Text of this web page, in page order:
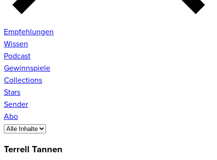
Empfehlungen
Wissen
Podcast
Gewinnspiele
Collections
Stars
Sender
Abo
Terrell Tannen